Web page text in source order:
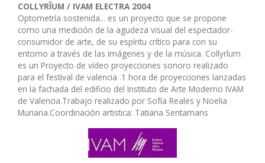
COLLYRÎUM / IVAM ELECTRA 2004
Optometría sostenida... es un proyecto que se propone
como una medición de la agudeza visual del espectador-
consumidor de arte, de su espíritu crítico para con su
entorno a través de las imágenes y de la música. Collyrîum
es un Proyecto de vídeo proyecciones sonoro realizado
para el festival de valencia .1 hora de proyecciones lanzadas
en la fachada del edificio del Instituto de Arte Moderno IVAM
de Valencia.Trabajo realizado por Sofía Reales y Noelia
Muriana.Coordinación artistica: Tatiana Sentamans